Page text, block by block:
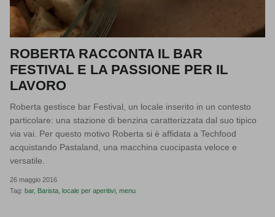
ROBERTA RACCONTA IL BAR
FESTIVAL E LA PASSIONE PER IL
LAVORO
Roberta gestisce bar Festival, un locale inserito in un contesto
particolare: una stazione di benzina caratterizzata dal suo tipico
via vai. Per questo motivo Roberta si è affidata a Techfood
acquistando Pastaland, una macchina cuocipasta veloce e
versatile.
26 maggio 2016
Tag: bar Barista locale per aperitivi menu